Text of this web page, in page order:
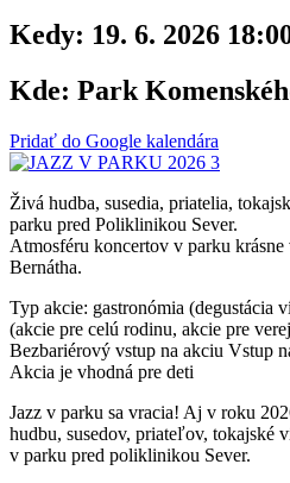
Kedy: 19. 6. 2026
Kde: Park
Pridať do Google kalendára
Živá hudba, susedia, priatelia,
parku pred Poliklinikou Sever.
Atmosféru koncertov v parku
Bernátha.
Typ akcie: gastronómia (degustácia
(akcie pre celú rodinu, akcie pre
Bezbariérový vstup na akciu Vstup
Akcia je vhodná pre deti
Jazz v parku sa vracia! Aj v roku
hudbu, susedov, priateľov, tokajské
v parku pred poliklinikou Sever.